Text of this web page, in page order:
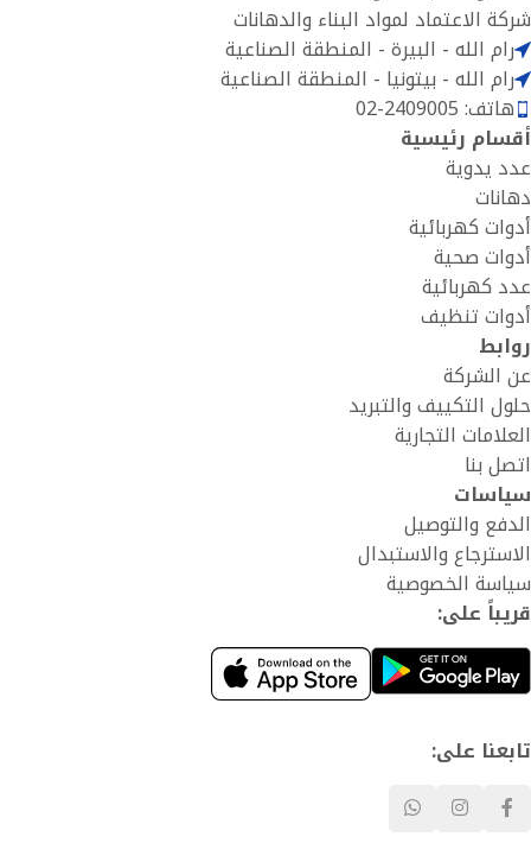
شركة الاعتماد لمواد البناء والدهانات
رام الله - البيرة - المنطقة الصناعية
رام الله - بيتونيا - المنطقة الصناعية
هاتف: 2409005-02
أقسام رئيسية
عدد يدوية
دهانات
أدوات كهربائية
أدوات صحية
عدد كهربائية
أدوات تنظيف
روابط
عن الشركة
حلول التكييف والتبريد
العلامات التجارية
اتصل بنا
سياسات
الدفع والتوصيل
الاسترجاع والاستبدال
سياسة الخصوصية
قريباً على:
تابعنا على: